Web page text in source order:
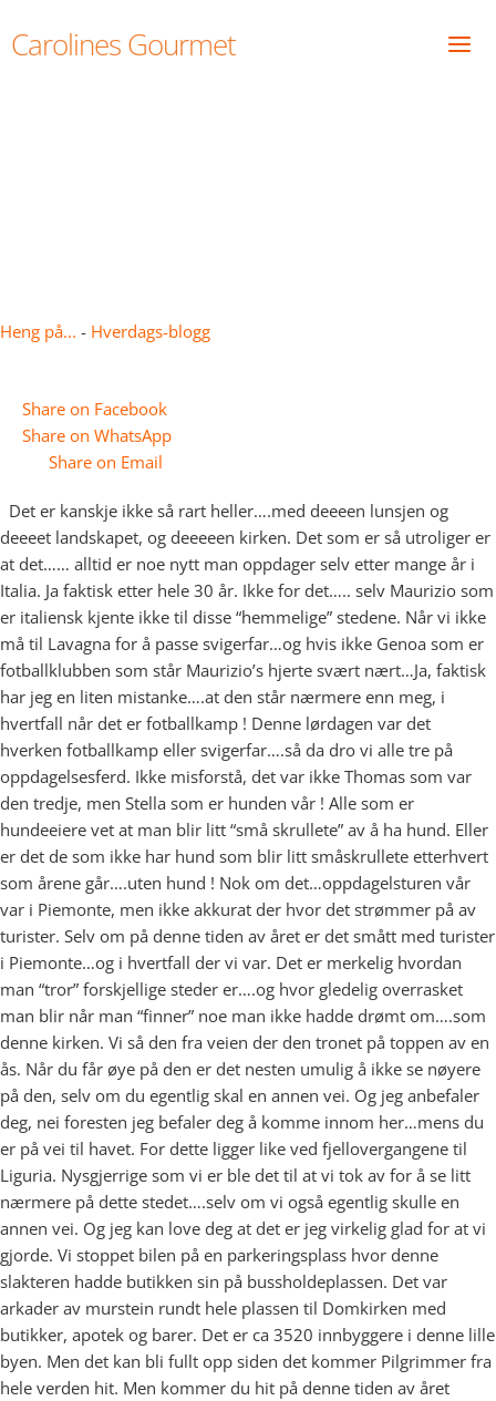
toCarolines Gourmet
Heng på... - Hverdags-blogg
Share on Facebook
Share on WhatsApp
Share on Email
Det er kanskje ikke så rart heller….med deeeen lunsjen og
deeeet landskapet, og deeeeen kirken. Det som er så utroliger er
at det…… alltid er noe nytt man oppdager selv etter mange år i
Italia. Ja faktisk etter hele 30 år. Ikke for det….. selv Maurizio som
er italiensk kjente ikke til disse “hemmelige” stedene. Når vi ikke
må til Lavagna for å passe svigerfar…og hvis ikke Genoa som er
fotballklubben som står Maurizio’s hjerte svært nært…Ja, faktisk
har jeg en liten mistanke….at den står nærmere enn meg, i
hvertfall når det er fotballkamp ! Denne lørdagen var det
hverken fotballkamp eller svigerfar….så da dro vi alle tre på
oppdagelsesferd. Ikke misforstå, det var ikke Thomas som var
den tredje, men Stella som er hunden vår ! Alle som er
hundeeiere vet at man blir litt “små skrullete” av å ha hund. Eller
er det de som ikke har hund som blir litt småskrullete etterhvert
som årene går….uten hund ! Nok om det…oppdagelsturen vår
var i Piemonte, men ikke akkurat der hvor det strømmer på av
turister. Selv om på denne tiden av året er det smått med turister
i Piemonte…og i hvertfall der vi var. Det er merkelig hvordan
man “tror” forskjellige steder er….og hvor gledelig overrasket
man blir når man “finner” noe man ikke hadde drømt om….som
denne kirken. Vi så den fra veien der den tronet på toppen av en
ås. Når du får øye på den er det nesten umulig å ikke se nøyere
på den, selv om du egentlig skal en annen vei. Og jeg anbefaler
deg, nei foresten jeg befaler deg å komme innom her…mens du
er på vei til havet. For dette ligger like ved fjellovergangene til
Liguria. Nysgjerrige som vi er ble det til at vi tok av for å se litt
nærmere på dette stedet….selv om vi også egentlig skulle en
annen vei. Og jeg kan love deg at det er jeg virkelig glad for at vi
gjorde. Vi stoppet bilen på en parkeringsplass hvor denne
slakteren hadde butikken sin på bussholdeplassen. Det var
arkader av murstein rundt hele plassen til Domkirken med
butikker, apotek og barer. Det er ca 3520 innbyggere i denne lille
byen. Men det kan bli fullt opp siden det kommer Pilgrimmer fra
hele verden hit. Men kommer du hit på denne tiden av året